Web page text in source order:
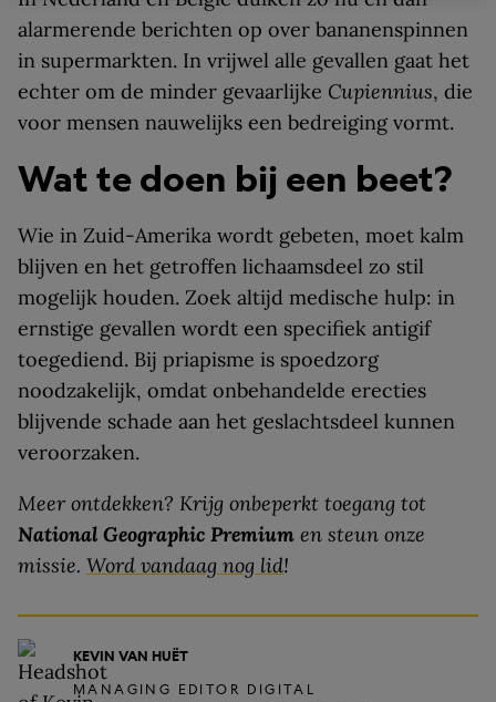
alarmerende berichten op over bananenspinnen
in supermarkten. In vrijwel alle gevallen gaat het
echter om de minder gevaarlijke Cupiennius, die
voor mensen nauwelijks een bedreiging vormt.
Wat te doen bij een beet?
Wie in Zuid-Amerika wordt gebeten, moet kalm
blijven en het getroffen lichaamsdeel zo stil
mogelijk houden. Zoek altijd medische hulp: in
ernstige gevallen wordt een specifiek antigif
toegediend. Bij priapisme is spoedzorg
noodzakelijk, omdat onbehandelde erecties
blijvende schade aan het geslachtsdeel kunnen
veroorzaken.
Meer ontdekken? Krijg onbeperkt toegang tot
National Geographic Premium en steun onze
missie. Word vandaag nog lid!
KEVIN VAN HUËT
MANAGING EDITOR DIGITAL